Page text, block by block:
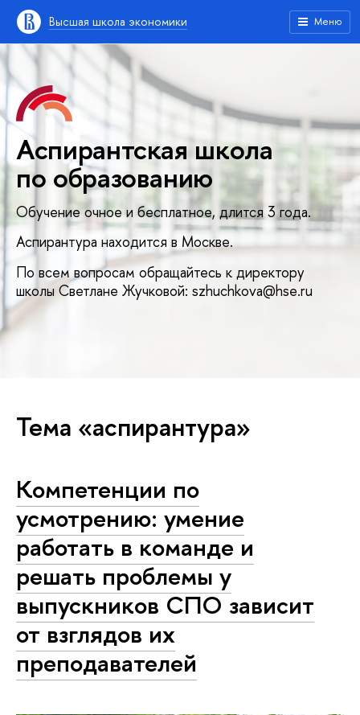
Высшая школа экономики Меню
Аспирантская школа
по образованию
Обучение очное и бесплатное, длится 3 года.
Аспирантура находится в Москве.
По всем вопросам обращайтесь к директору
школы Светлане Жучковой: szhuchkova@hse.ru
Тема «аспирантура»
Компетенции по
усмотрению: умение
работать в команде и
решать проблемы у
выпускников СПО зависит
от взглядов их
преподавателей